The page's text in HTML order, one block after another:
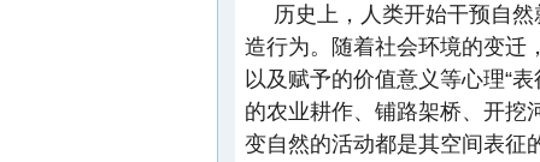
历史上，人类开始干预自
造行为。随着社会环境的变迁
以及赋予的价值意义等心理“
的农业耕作、铺路架桥、开挖
变自然的活动都是其空间表征